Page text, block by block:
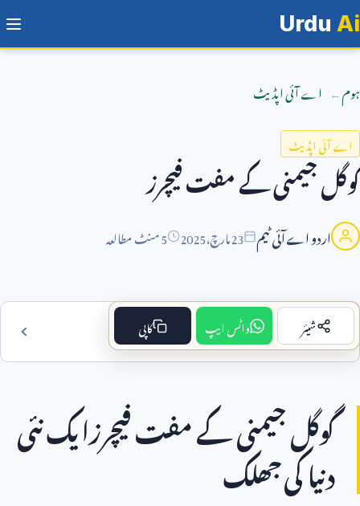
Urdu Ai
ہوم اے آئی اپڈیٹ
اے آئی اپڈیٹ
گوگل جیمنی کے مفت فیچرز
اردو اے آئی ٹیم 23مارچ،2025 5 منٹ مطالعہ
فہرست مضمون
گوگل جیمنی کے مفت فیچرزایک نئی
دنیا کی جھلک
شیئر واٹس ایپ کاپی